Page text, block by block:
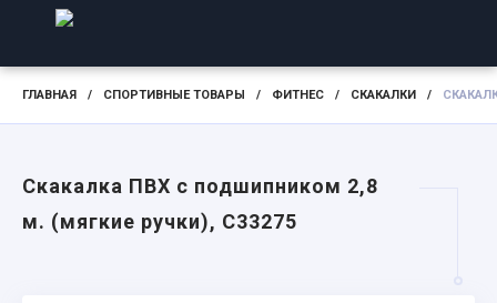
ГЛАВНАЯ / СПОРТИВНЫЕ ТОВАРЫ / ФИТНЕС / СКАКАЛКИ /
Скакалка ПВХ с подшипником 2,8
м. (мягкие ручки), C33275